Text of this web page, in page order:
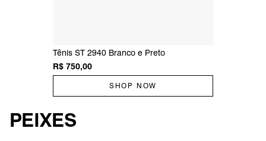
Tênis ST 2940 Branco e Preto
R$ 750,00
SHOP NOW
PEIXES